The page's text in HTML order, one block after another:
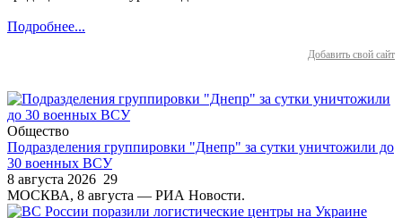
Подробнее...
Добавить свой сайт
Общество
Подразделения группировки "Днепр" за сутки уничтожили до
30 военных ВСУ
8 августа 2026 29
МОСКВА, 8 августа — РИА Новости.